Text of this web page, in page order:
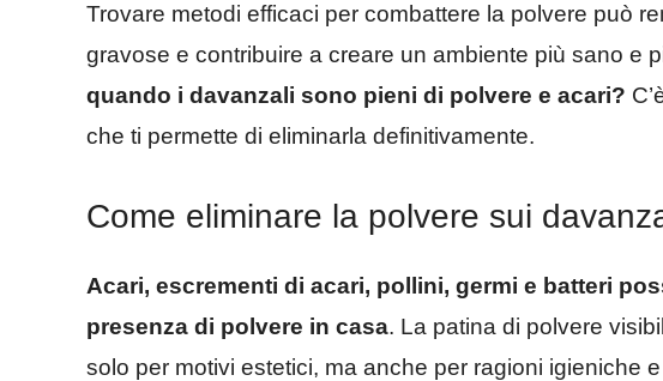
Trovare metodi efficaci per combattere la polvere può
gravose e contribuire a creare un ambiente più sano e
quando i davanzali sono pieni di polvere e acari?
che ti permette di eliminarla definitivamente.
Come eliminare la polvere sui
Acari, escrementi di acari, pollini, germi e batteri
presenza di polvere in casa. La patina di polvere
solo per motivi estetici, ma anche per ragioni igieniche